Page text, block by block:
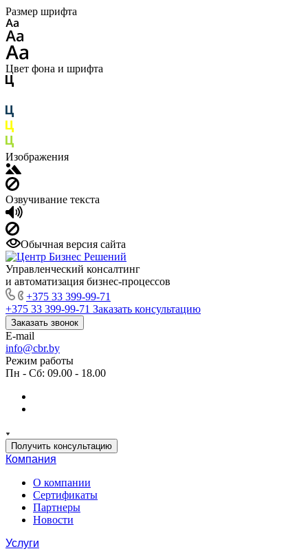
Размер шрифта
Цвет фона и шрифта
Изображения
Озвучивание текста
Обычная версия сайта
Управленческий консалтинг
и автоматизация бизнес-процессов
+375 33 399-99-71
+375 33 399-99-71 Заказать консультацию
Заказать звонок
E-mail
info@cbr.by
Режим работы
Пн - Сб: 09.00 - 18.00
Получить консультацию
Компания
О компании
Сертификаты
Партнеры
Новости
Услуги